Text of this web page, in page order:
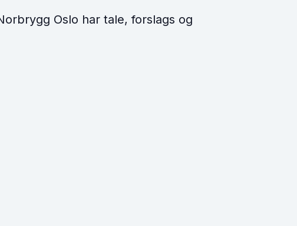
Oslo har tale, forslags og